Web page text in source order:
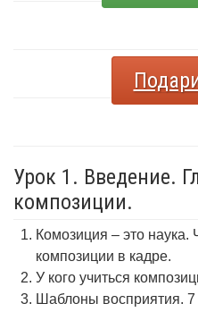
Урок 1. Введение.
композиции.
Комозиция – это
композиции в кадре.
У кого учиться
Шаблоны восприятия.